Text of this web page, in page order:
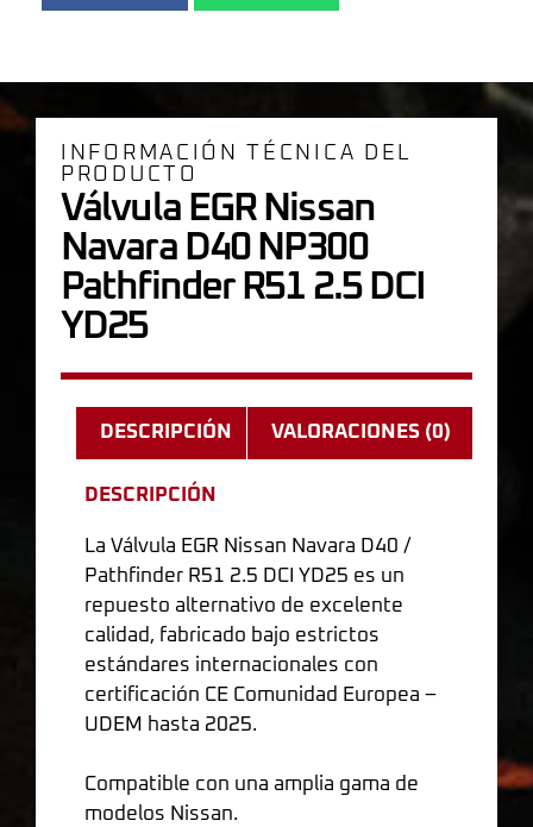
INFORMACIÓN TÉCNICA DEL
PRODUCTO
Válvula EGR Nissan
Navara D40 NP300
Pathfinder R51 2.5 DCI
YD25
DESCRIPCIÓN VALORACIONES (0)
DESCRIPCIÓN
La Válvula EGR Nissan Navara D40 /
Pathfinder R51 2.5 DCI YD25 es un
repuesto alternativo de excelente
calidad, fabricado bajo estrictos
estándares internacionales con
certificación CE Comunidad Europea –
UDEM hasta 2025.
Compatible con una amplia gama de
modelos Nissan.